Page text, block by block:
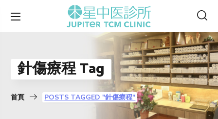
針傷療程 Tag
首頁 POSTS TAGGED "針傷療程"